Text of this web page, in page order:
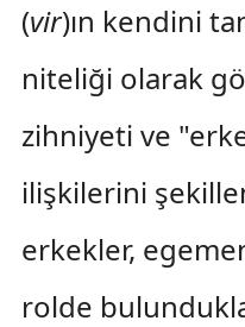
(vir)ın kendini
niteliği olarak
zihniyeti ve
ilişkilerini
erkekler,
rolde